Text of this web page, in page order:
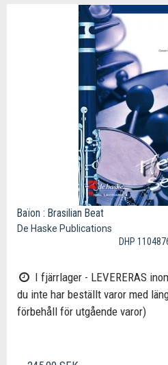
Baïon : Brasilian Beat
De Haske Publications
DHP
I fjärrlager - LEVERERAS
du inte har beställt varor med
förbehåll för utgående varor)